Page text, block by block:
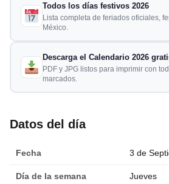
Todos los días festivos 2026
Lista completa de feriados oficiales,
México.
Descarga el Calendario 2026
PDF y JPG listos para imprimir con
marcados.
Datos del día
Fecha 3 de
Día de la semana Jueves